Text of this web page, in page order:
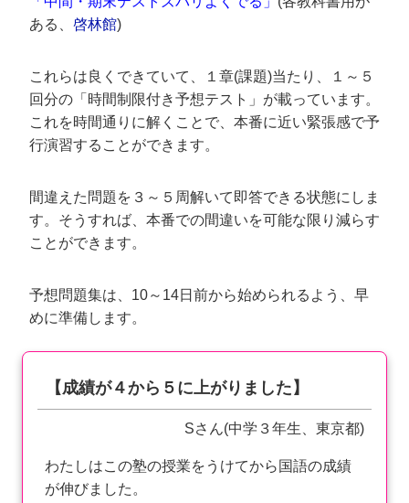
ある、 啓林館)
これらは良くできていて、１章(課題)当たり、１～５
回分の「時間制限付き予想テスト」が載っています。
これを時間通りに解くことで、本番に近い緊張感で予
行演習することができます。
間違えた問題を３～５周解いて即答できる状態にしま
す。そうすれば、本番での間違いを可能な限り減らす
ことができます。
予想問題集は、10～14日前から始められるよう、早
めに準備します。
【成績が４から５に上がりました】
Sさん(中学３年生、東京都)
わたしはこの塾の授業をうけてから国語の成績
が伸びました。